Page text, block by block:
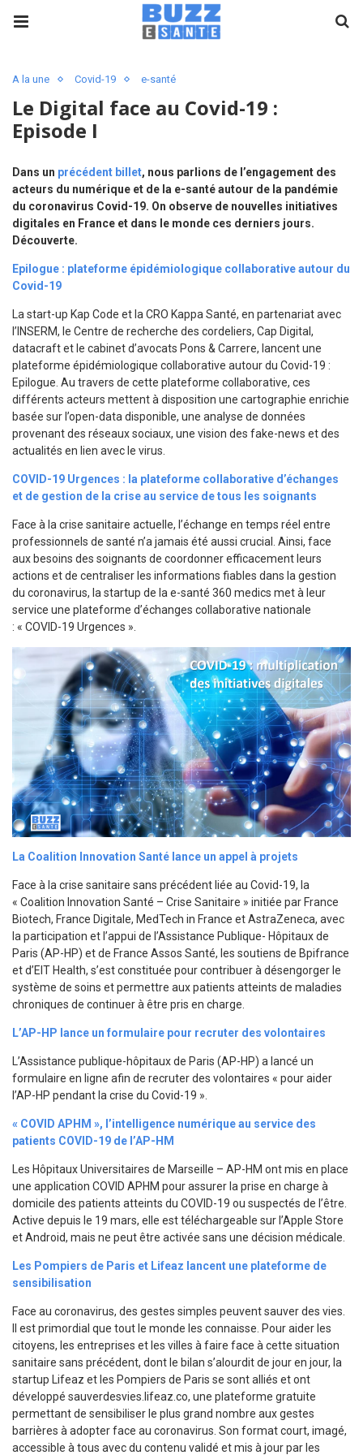
A la une Covid-19 e-santé
Le Digital face au Covid-19 :
Episode I
Dans un précédent billet, nous parlions de l’engagement des
acteurs du numérique et de la e-santé autour de la pandémie
du coronavirus Covid-19. On observe de nouvelles initiatives
digitales en France et dans le monde ces derniers jours.
Découverte.
Epilogue : plateforme épidémiologique collaborative autour du
Covid-19
La start-up Kap Code et la CRO Kappa Santé, en partenariat avec
l’INSERM, le Centre de recherche des cordeliers, Cap Digital,
datacraft et le cabinet d’avocats Pons & Carrere, lancent une
plateforme épidémiologique collaborative autour du Covid-19 :
Epilogue. Au travers de cette plateforme collaborative, ces
différents acteurs mettent à disposition une cartographie enrichie
basée sur l’open-data disponible, une analyse de données
provenant des réseaux sociaux, une vision des fake-news et des
actualités en lien avec le virus.
COVID-19 Urgences : la plateforme collaborative d’échanges
et de gestion de la crise au service de tous les soignants
Face à la crise sanitaire actuelle, l’échange en temps réel entre
professionnels de santé n’a jamais été aussi crucial. Ainsi, face
aux besoins des soignants de coordonner efficacement leurs
actions et de centraliser les informations fiables dans la gestion
du coronavirus, la startup de la e-santé 360 medics met à leur
service une plateforme d’échanges collaborative nationale
: « COVID-19 Urgences ».
La Coalition Innovation Santé lance un appel à projets
Face à la crise sanitaire sans précédent liée au Covid-19, la
« Coalition Innovation Santé – Crise Sanitaire » initiée par France
Biotech, France Digitale, MedTech in France et AstraZeneca, avec
la participation et l’appui de l’Assistance Publique- Hôpitaux de
Paris (AP-HP) et de France Assos Santé, les soutiens de Bpifrance
et d’EIT Health, s’est constituée pour contribuer à désengorger le
système de soins et permettre aux patients atteints de maladies
chroniques de continuer à être pris en charge.
L’AP-HP lance un formulaire pour recruter des volontaires
L’Assistance publique-hôpitaux de Paris (AP-HP) a lancé un
formulaire en ligne afin de recruter des volontaires « pour aider
l’AP-HP pendant la crise du Covid-19 ».
« COVID APHM », l’intelligence numérique au service des
patients COVID-19 de l’AP-HM
Les Hôpitaux Universitaires de Marseille – AP-HM ont mis en place
une application COVID APHM pour assurer la prise en charge à
domicile des patients atteints du COVID-19 ou suspectés de l’être.
Active depuis le 19 mars, elle est téléchargeable sur l’Apple Store
et Android, mais ne peut être activée sans une décision médicale.
Les Pompiers de Paris et Lifeaz lancent une plateforme de
sensibilisation
Face au coronavirus, des gestes simples peuvent sauver des vies.
Il est primordial que tout le monde les connaisse. Pour aider les
citoyens, les entreprises et les villes à faire face à cette situation
sanitaire sans précédent, dont le bilan s’alourdit de jour en jour, la
startup Lifeaz et les Pompiers de Paris se sont alliés et ont
développé sauverdesvies.lifeaz.co, une plateforme gratuite
permettant de sensibiliser le plus grand nombre aux gestes
barrières à adopter face au coronavirus. Son format court, imagé,
accessible à tous avec du contenu validé et mis à jour par les